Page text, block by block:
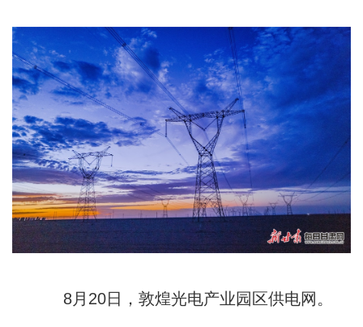
8月20日，敦煌光电产业园区供电网。